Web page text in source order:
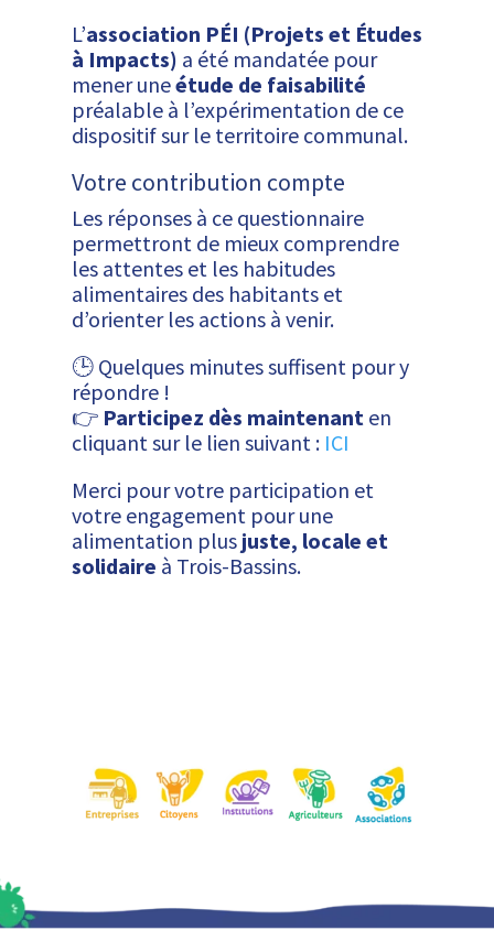
L’association PÉI (Projets et Études
à Impacts) a été mandatée pour
mener uneétude de faisabilité
préalable à l’expérimentation de ce
dispositif sur le territoire communal.
Votre contribution compte
Les réponses à ce questionnaire
permettront de mieux comprendre
les attentes et les habitudes
alimentaires des habitants et
d’orienter les actions à venir.
🕒 Quelques minutes suffisent pour y
répondre !
👉 Participez dès maintenanten
cliquant sur le lien suivant :ICI
Merci pour votre participation et
votre engagement pour une
alimentation plus juste, locale et
solidaire à Trois-Bassins.